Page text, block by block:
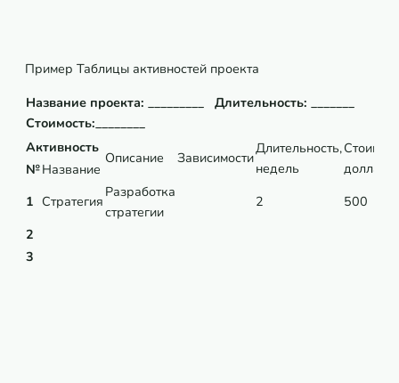
Пример Таблицы активностей проекта
Название проекта: _________ Длительность: _______
Стоимость:________
Активность
Описание Зависимости
Длительность,
недель
№Название
1 Стратегия
Разработка
стратегии
2
500
2
3